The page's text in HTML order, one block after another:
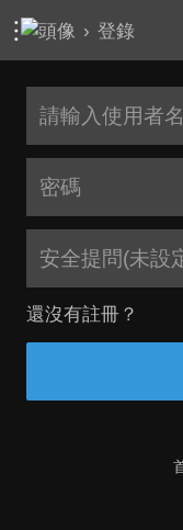
› 登錄
安全提問(未設
還沒有註冊？